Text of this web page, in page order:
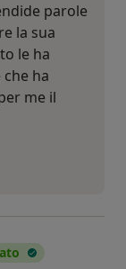
parole
la sua
le ha
ha
me il